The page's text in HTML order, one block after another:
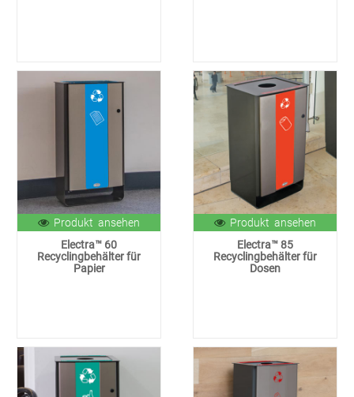
Produkt ansehen
Electra™ 60
Recyclingbehälter für
Papier
Produkt ansehen
Electra™ 85
Recyclingbehälter für
Dosen